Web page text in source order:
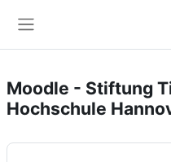
Moodle - Stiftung
Hochschule